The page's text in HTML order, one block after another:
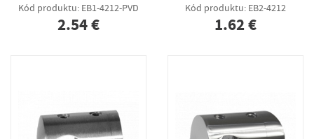
Kód produktu: EB1-4212-PVD
2.54 €
Kód produktu: EB2-4212
1.62 €